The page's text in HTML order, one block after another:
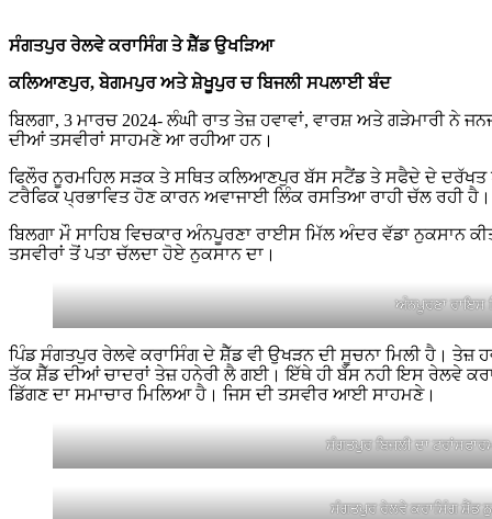
ਸੰਗਤਪੁਰ ਰੇਲਵੇ ਕਰਾਸਿੰਗ ਤੇ ਸ਼ੈੱਡ ਉਖੜਿਆ
ਕਲਿਆਣਪੁਰ, ਬੇਗਮਪੁਰ ਅਤੇ ਸ਼ੇਖੂਪੁਰ ਚ ਬਿਜਲੀ ਸਪਲਾਈ ਬੰਦ
ਬਿਲਗਾ, 3 ਮਾਰਚ 2024- ਲੰਘੀ ਰਾਤ ਤੇਜ਼ ਹਵਾਵਾਂ, ਵਾਰਸ਼ ਅਤੇ ਗੜੇਮਾਰੀ ਨੇ
ਦੀਆਂ ਤਸਵੀਰਾਂ ਸਾਹਮਣੇ ਆ ਰਹੀਆ ਹਨ।
ਫਿਲੌਰ ਨੂਰਮਹਿਲ ਸੜਕ ਤੇ ਸਥਿਤ ਕਲਿਆਣਪੁਰ ਬੱਸ ਸਟੈਂਡ ਤੇ ਸਫੈਦੇ ਦੇ
ਟਰੈਫਿਕ ਪ੍ਰਭਾਵਿਤ ਹੋਣ ਕਾਰਨ ਅਵਾਜਾਈ ਲਿੰਕ ਰਸਤਿਆ ਰਾਹੀ ਚੱਲ ਰਹੀ ਹੈ।
ਬਿਲਗਾ ਮੌ ਸਾਹਿਬ ਵਿਚਕਾਰ ਅੰਨਪੂਰਣਾ ਰਾਈਸ ਮਿੱਲ ਅੰਦਰ ਵੱਡਾ ਨੁਕਸਾਨ
ਤਸਵੀਰਾਂ ਤੋਂ ਪਤਾ ਚੱਲਦਾ ਹੋਏ ਨੁਕਸਾਨ ਦਾ।
ਅੰਨਪੂਰਣਾ ਰਾਇਸ
ਪਿੰਡ ਸੰਗਤਪੁਰ ਰੇਲਵੇ ਕਰਾਸਿੰਗ ਦੇ ਸ਼ੈੱਡ ਵੀ ਉਖੜਨ ਦੀ ਸੂਚਨਾ ਮਿਲੀ ਹੈ। ਤੇਜ਼
ਤੱਕ ਸ਼ੈੱਡ ਦੀਆਂ ਚਾਦਰਾਂ ਤੇਜ਼ ਹਨੇਰੀ ਲੈ ਗਈ। ਇੱਥੇ ਹੀ ਬੱਸ ਨਹੀ ਇਸ ਰੇਲਵੇ
ਡਿੱਗਣ ਦਾ ਸਮਾਚਾਰ ਮਿਲਿਆ ਹੈ। ਜਿਸ ਦੀ ਤਸਵੀਰ ਆਈ ਸਾਹਮਣੇ।
ਸੰਗਤਪੁਰ ਬਿਜਲੀ ਦਾ
ਸੰਗਤਪੁਰ ਰੇਲਵੇ ਕਰਾਸਿੰਗ ਸ਼ੈੱਡ